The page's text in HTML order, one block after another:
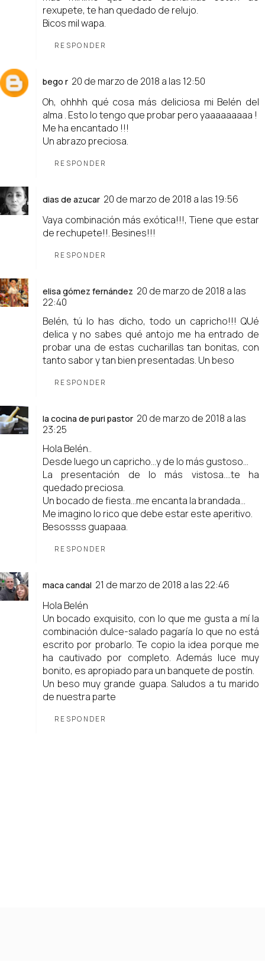
rexupete, te han quedado de relujo.
Bicos mil wapa.
RESPONDER
bego r 20 de marzo de 2018 a las 12:50
Oh, ohhhh qué cosa más deliciosa mi Belén del
alma . Esto lo tengo que probar pero yaaaaaaaaa !
Me ha encantado !!!
Un abrazo preciosa.
RESPONDER
dias de azucar 20 de marzo de 2018 a las 19:56
Vaya combinación más exótica!!!, Tiene que estar
de rechupete!!. Besines!!!
RESPONDER
elisa gómez fernández 20 de marzo de 2018 a las
22:40
Belén, tú lo has dicho, todo un capricho!!! QUé
delica y no sabes qué antojo me ha entrado de
probar una de estas cucharillas tan bonitas, con
tanto sabor y tan bien presentadas. Un beso
RESPONDER
la cocina de puri pastor 20 de marzo de 2018 a las
23:25
Hola Belén..
Desde luego un capricho...y de lo más gustoso...
La presentación de lo más vistosa....te ha
quedado preciosa.
Un bocado de fiesta...me encanta la brandada...
Me imagino lo rico que debe estar este aperitivo.
Besossss guapaaa.
RESPONDER
maca candal 21 de marzo de 2018 a las 22:46
Hola Belén
Un bocado exquisito, con lo que me gusta a mí la
combinación dulce-salado pagaría lo que no está
escrito por probarlo. Te copio la idea porque me
ha cautivado por completo. Además luce muy
bonito, es apropiado para un banquete de postín.
Un beso muy grande guapa. Saludos a tu marido
de nuestra parte
RESPONDER